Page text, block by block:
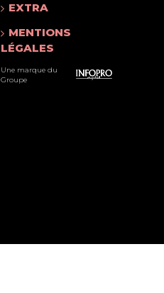
EXTRA
MENTIONS
LÉGALES
Une marque du
Groupe